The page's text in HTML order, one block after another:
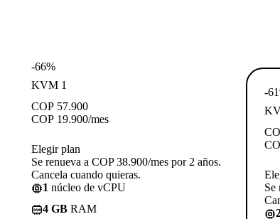
-66%
KVM 1
COP 57.900
COP 19.900/mes
Elegir plan
Se renueva a COP 38.900/mes por 2 años.
Cancela cuando quieras.
1 núcleo de vCPU
4 GB RAM
-
Se